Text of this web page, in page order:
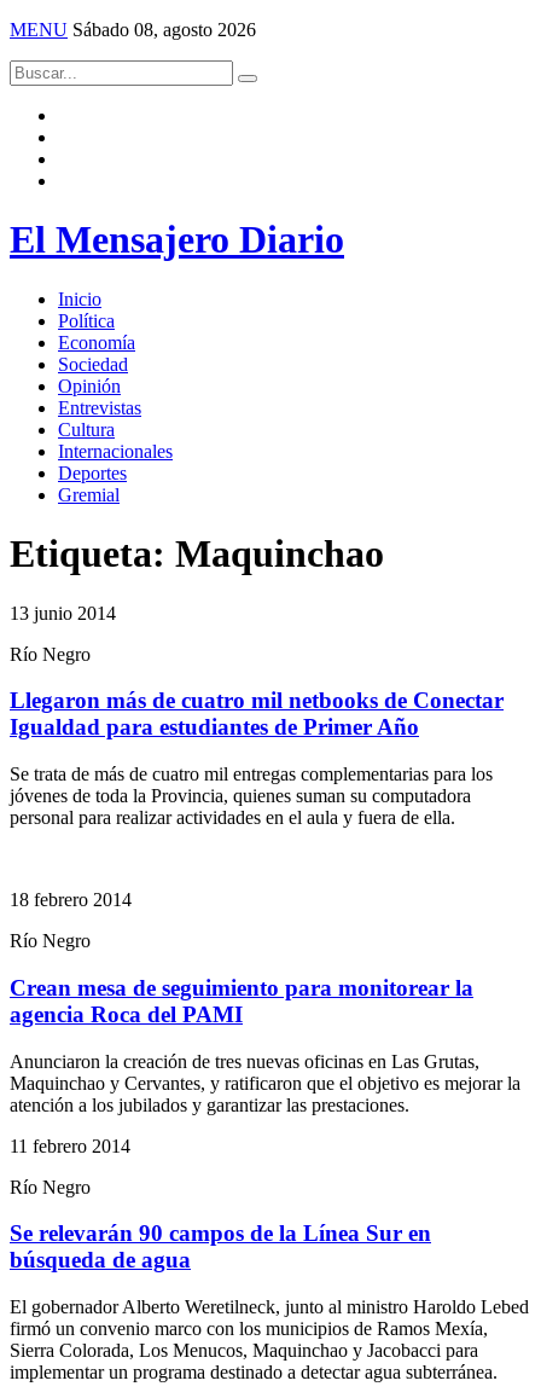
MENU Sábado 08, agosto 2026
El Mensajero Diario
Inicio
Política
Economía
Sociedad
Opinión
Entrevistas
Cultura
Internacionales
Deportes
Gremial
Etiqueta: Maquinchao
13 junio 2014
Río Negro
Llegaron más de cuatro mil netbooks de Conectar
Igualdad para estudiantes de Primer Año
Se trata de más de cuatro mil entregas complementarias para los
jóvenes de toda la Provincia, quienes suman su computadora
personal para realizar actividades en el aula y fuera de ella.
18 febrero 2014
Río Negro
Crean mesa de seguimiento para monitorear la
agencia Roca del PAMI
Anunciaron la creación de tres nuevas oficinas en Las Grutas,
Maquinchao y Cervantes, y ratificaron que el objetivo es mejorar la
atención a los jubilados y garantizar las prestaciones.
11 febrero 2014
Río Negro
Se relevarán 90 campos de la Línea Sur en
búsqueda de agua
El gobernador Alberto Weretilneck, junto al ministro Haroldo Lebed
firmó un convenio marco con los municipios de Ramos Mexía,
Sierra Colorada, Los Menucos, Maquinchao y Jacobacci para
implementar un programa destinado a detectar agua subterránea.